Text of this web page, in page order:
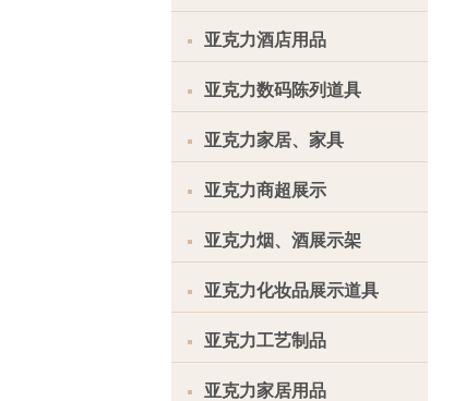
亚克力酒店用品
亚克力数码陈列道具
亚克力家居、家具
亚克力商超展示
亚克力烟、酒展示架
亚克力化妆品展示道具
亚克力工艺制品
亚克力家居用品